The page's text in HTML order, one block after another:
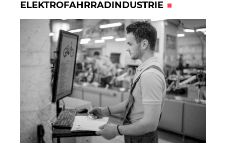
ELEKTROFAHRRADINDUSTRIE